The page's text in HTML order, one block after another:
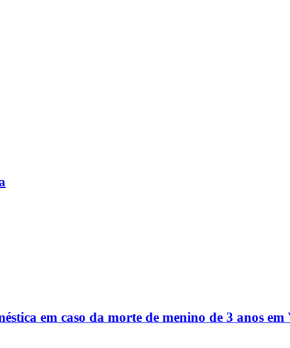
em caso da morte de menino de 3 anos